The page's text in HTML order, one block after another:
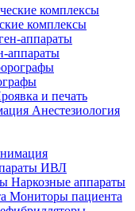
комплексы
аппараты
и печать
Анестезиология
ИВЛ
Наркозные аппараты
Мониторы пациента